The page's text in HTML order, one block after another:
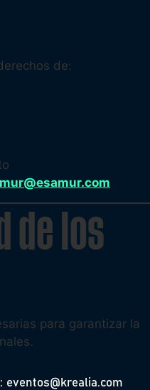
de:
de los
para garantizar la
eventos@krealia.com